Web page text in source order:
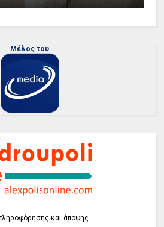
Μέλος του
και άποψης